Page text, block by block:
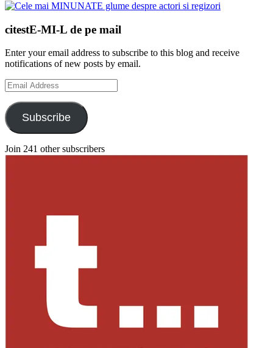
citestE-MI-L de pe mail
Enter your email address to subscribe to this blog and receive
notifications of new posts by email.
Email
Address
Subscribe
Join 241 other subscribers